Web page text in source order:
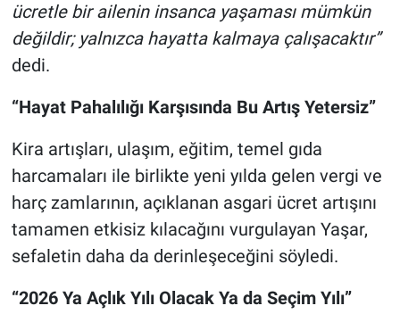
ücretle bir ailenin insanca yaşaması mümkün
değildir; yalnızca hayatta kalmaya çalışacaktır”
dedi.
“Hayat Pahalılığı Karşısında Bu Artış Yetersiz”
Kira artışları, ulaşım, eğitim, temel gıda
harcamaları ile birlikte yeni yılda gelen vergi ve
harç zamlarının, açıklanan asgari ücret artışını
tamamen etkisiz kılacağını vurgulayan Yaşar,
sefaletin daha da derinleşeceğini söyledi.
“2026 Ya Açlık Yılı Olacak Ya da Seçim Yılı”